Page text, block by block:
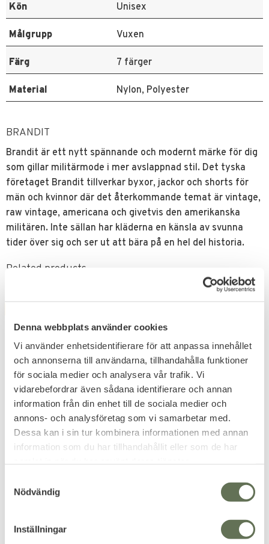
Denna webbplats använder cookies
Vi använder enhetsidentifierare för att anpassa innehållet
och annonserna till användarna, tillhandahålla funktioner
för sociala medier och analysera vår trafik. Vi
vidarebefordrar även sådana identifierare och annan
information från din enhet till de sociala medier och
annons- och analysföretag som vi samarbetar med.
Dessa kan i sin tur kombinera informationen med annan
information som du har tillhandahållit eller som de har
Nödvändig
Inställningar
Kön Unisex
Målgrupp Vuxen
Färg 7 färger
Material Nylon, Polyester
BRANDIT
Brandit är ett nytt spännande och modernt märke för dig
som gillar militärmode i mer avslappnad stil. Det tyska
företaget Brandit tillverkar byxor, jackor och shorts för
män och kvinnor där det återkommande temat är vintage,
raw vintage, americana och givetvis den amerikanska
militären. Inte sällan har kläderna en känsla av svunna
tider över sig och ser ut att bära på en hel del historia.
Related products
Add to favorites
Brandit Summer
Windbreaker Jacka
Windbreaker för sommaren.
Add to favorites
Brandit Windbreaker
Frontzip Jacka
dragkedja och fleecefoder.